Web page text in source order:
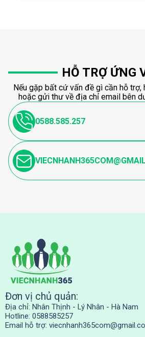
HỖ TRỢ ỨNG
Nếu gặp bất cứ vấn đề gì cần hỗ trợ,
hoặc gửi thư về địa chỉ email bên
0588.585.257
Đơn vị chủ quản:
Địa chỉ: Nhân Thịnh - Lý Nhân - Hà Nam
Hotline: 0588585257
Email hỗ trợ: